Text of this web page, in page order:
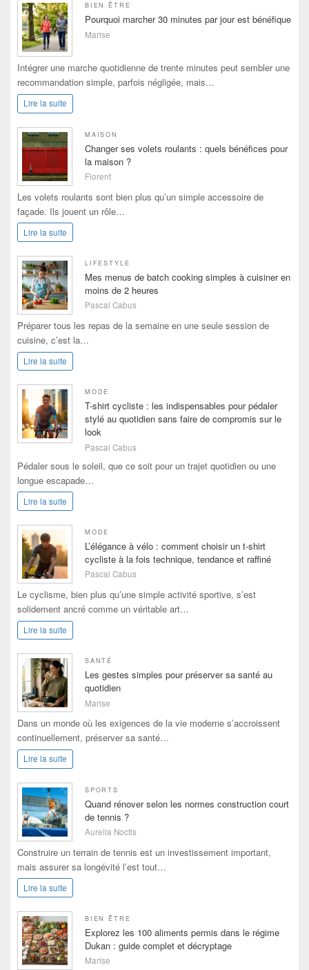
BIEN ÊTRE
Pourquoi marcher 30 minutes par jour est bénéfique
Marise
Intégrer une marche quotidienne de trente minutes peut sembler une
recommandation simple, parfois négligée, mais…
Lire la suite
MAISON
Changer ses volets roulants : quels bénéfices pour
la maison ?
Florent
Les volets roulants sont bien plus qu’un simple accessoire de
façade. Ils jouent un rôle…
Lire la suite
LIFESTYLE
Mes menus de batch cooking simples à cuisiner en
moins de 2 heures
Pascal Cabus
Préparer tous les repas de la semaine en une seule session de
cuisine, c’est la…
Lire la suite
MODE
T-shirt cycliste : les indispensables pour pédaler
stylé au quotidien sans faire de compromis sur le
look
Pascal Cabus
Pédaler sous le soleil, que ce soit pour un trajet quotidien ou une
longue escapade…
Lire la suite
MODE
L’élégance à vélo : comment choisir un t-shirt
cycliste à la fois technique, tendance et raffiné
Pascal Cabus
Le cyclisme, bien plus qu’une simple activité sportive, s’est
solidement ancré comme un véritable art…
Lire la suite
SANTÉ
Les gestes simples pour préserver sa santé au
quotidien
Marise
Dans un monde où les exigences de la vie moderne s’accroissent
continuellement, préserver sa santé…
Lire la suite
SPORTS
Quand rénover selon les normes construction court
de tennis ?
Aurelia Noctis
Construire un terrain de tennis est un investissement important,
mais assurer sa longévité l’est tout…
Lire la suite
BIEN ÊTRE
Explorez les 100 aliments permis dans le régime
Dukan : guide complet et décryptage
Marise